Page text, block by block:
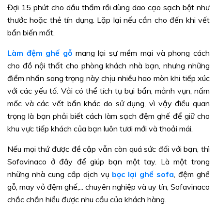
Đợi 15 phút cho dầu thấm rồi dùng dao cạo sạch bột như
thước hoặc thẻ tín dụng. Lặp lại nếu cần cho đến khi vết
bẩn biến mất.
Làm đệm ghế gỗmang lại sự mềm mại và phong cách
cho đồ nội thất cho phòng khách nhà bạn, nhưng những
điểm nhấn sang trọng này chịu nhiều hao mòn khi tiếp xúc
với các yếu tố. Vải có thể tích tụ bụi bẩn, mảnh vụn, nấm
mốc và các vết bẩn khác do sử dụng, vì vậy điều quan
trọng là bạn phải biết cách làm sạch đệm ghế để giữ cho
khu vực tiếp khách của bạn luôn tươi mới và thoải mái.
Nếu mọi thứ được đề cập vẫn còn quá sức đối với bạn, thì
Sofavinaco ở đây để giúp bạn một tay. Là một trong
những nhà cung cấp dịch vụ bọc lại ghế sofa , đệm ghế
gỗ, may vỏ đệm ghế,... chuyên nghiệp và uy tín, Sofavinaco
chắc chắn hiểu được nhu cầu của khách hàng.